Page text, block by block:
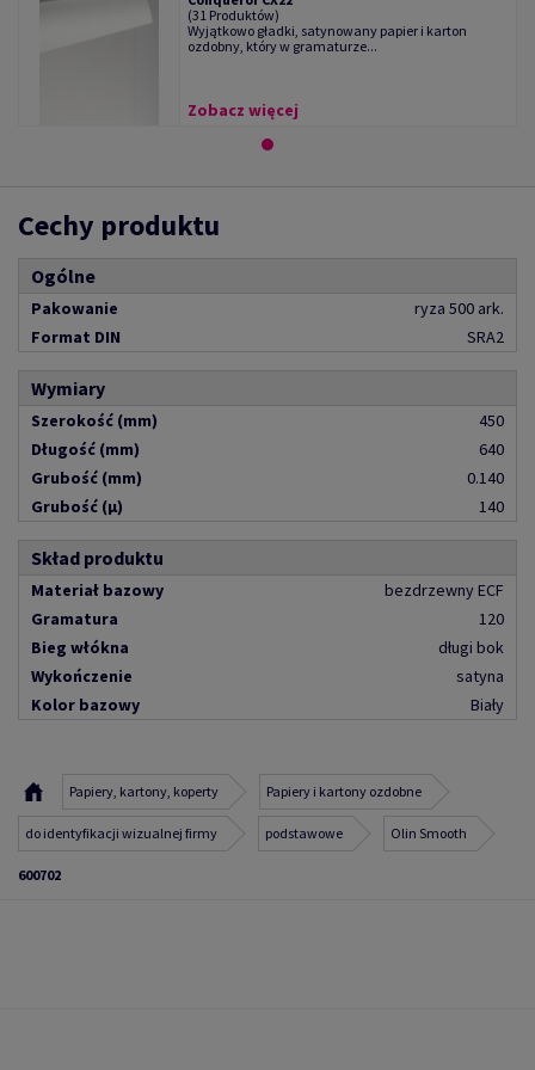
(31 Produktów)
Wyjątkowo gładki, satynowany papier i karton
ozdobny, który w gramaturze...
Zobacz więcej
Cechy produktu
Ogólne
Pakowanie
ryza 500 ark.
Format DIN
SRA2
Wymiary
Szerokość (mm)
450
Długość (mm)
640
Grubość (mm)
0.140
Grubość (µ)
140
Skład produktu
Materiał bazowy
bezdrzewny ECF
Gramatura
120
Bieg włókna
długi bok
Wykończenie
satyna
Kolor bazowy
Biały
Papiery, kartony, koperty Papiery i kartony ozdobne
do identyfikacji wizualnej firmy podstawowe Olin Smooth
600702